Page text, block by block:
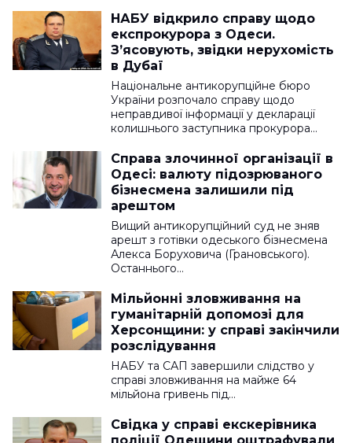
НАБУ відкрило справу щодо
експрокурора з Одеси.
З’ясовують, звідки нерухомість
в Дубаї
Національне антикорупційне бюро
України розпочало справу щодо
неправдивої інформації у декларації
колишнього заступника прокурора…
Справа злочинної організації в
Одесі: валюту підозрюваного
бізнесмена залишили під
арештом
Вищий антикорупційний суд не зняв
арешт з готівки одеського бізнесмена
Алекса Боруховича (Грановського).
Останнього…
Мільйонні зловживання на
гуманітарній допомозі для
Херсонщини: у справі закінчили
розслідування
НАБУ та САП завершили слідство у
справі зловживання на майже 64
мільйона гривень під…
Свідка у справі екскерівника